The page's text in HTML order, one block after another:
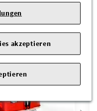
akzeptieren